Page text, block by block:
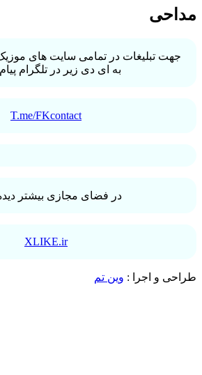
مداحی
جهت تبلیغات در تمامی سایت های
به ای دی زیر در تلگرام
T.me/FKcontact
در فضای مجازی بیشتر
XLIKE.ir
طراحی و اجرا : وین تم